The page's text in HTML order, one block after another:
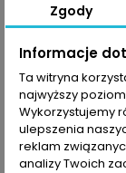
OPIS
Ten numer
żadnego z
Zgody
Informacje
Ta witryna
najwyższy
Wykorzystujemy
ulepszenia
reklam
analizy Twoich